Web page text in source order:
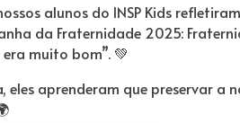
alunos do INSP Kids
da Fraternidade 2025:
muito bom”. 💚
aprenderam que preservar a